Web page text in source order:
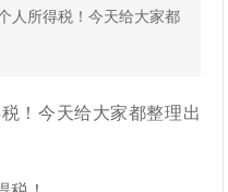
人所得税！今天给大家都
！今天给大家都整理出